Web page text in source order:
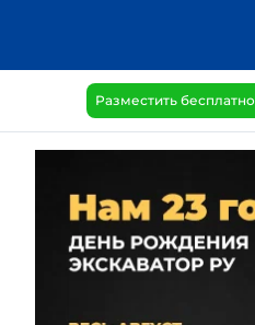
Разместить